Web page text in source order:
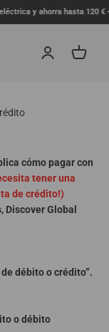
y ahorra hasta 120 €
Iniciar sesión
Carrito
cómo pagar con
tener una
de crédito!)
Discover Global
débito o crédito”.
o débito